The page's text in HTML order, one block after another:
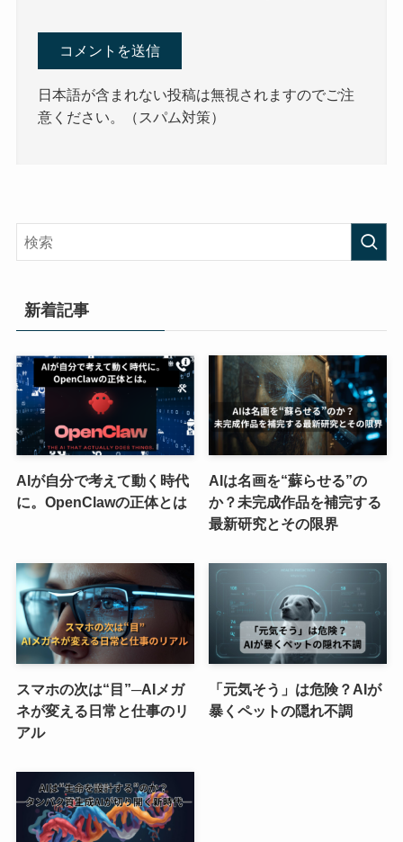
日本語が含まれない投稿は無視されますのでご注
意ください。（スパム対策）
新着記事
AIが自分で考えて動く時代
に。OpenClawの正体とは
AIは名画を“蘇らせる”の
か？未完成作品を補完する
最新研究とその限界
スマホの次は“目”─AIメガ
ネが変える日常と仕事のリ
アル
「元気そう」は危険？AIが
暴くペットの隠れ不調